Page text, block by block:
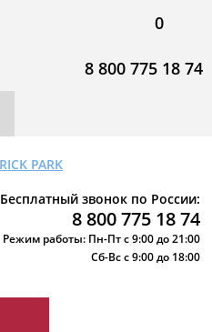
0
8 800 775 18 74
Бесплатный звонок по России:
8 800 775 18 74
Режим работы: Пн-Пт с 9:00 до 21:00
Сб-Вс с 9:00 до 18:00